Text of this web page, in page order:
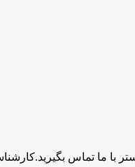
ما 24 ساعته آماده خدمت رسانی به